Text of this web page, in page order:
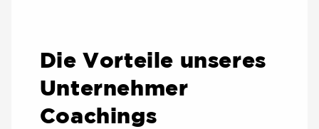
Die Vorteile unseres
Unternehmer
Coachings